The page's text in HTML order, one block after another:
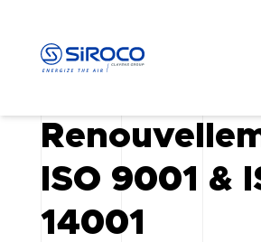
ISO 9001 &
14001